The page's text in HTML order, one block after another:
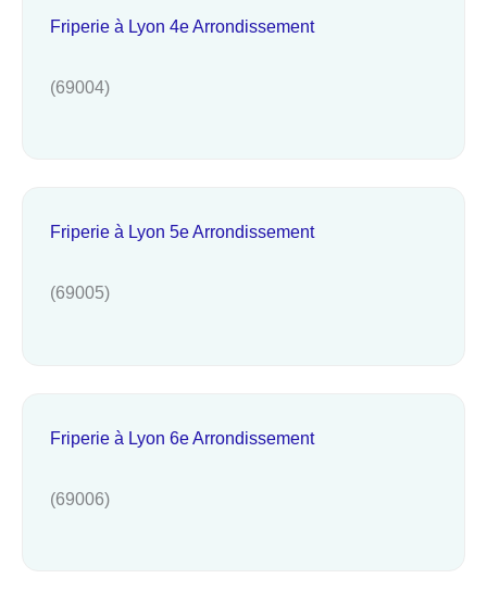
Friperie à Lyon 4e Arrondissement
(69004)
Friperie à Lyon 5e Arrondissement
(69005)
Friperie à Lyon 6e Arrondissement
(69006)